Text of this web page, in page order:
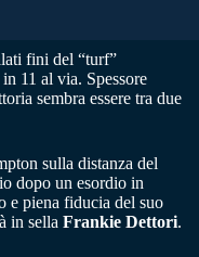
fini del “turf”
11 al via. Spessore
sembra essere tra due
sulla distanza del
dopo un esordio in
e piena fiducia del suo
in sella Frankie Dettori.